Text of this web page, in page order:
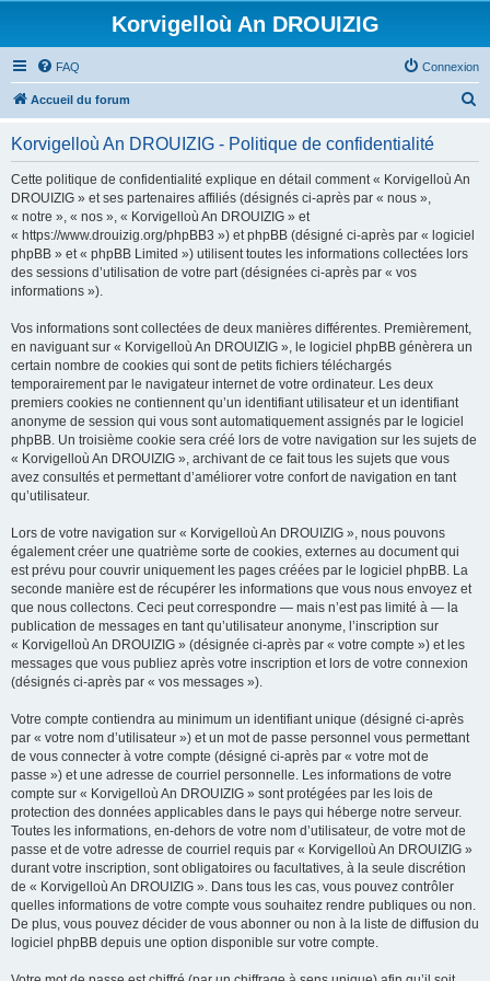
Korvigelloù An DROUIZIG
FAQ Connexion
Accueil du forum
Korvigelloù An DROUIZIG - Politique de confidentialité
Cette politique de confidentialité explique en détail comment « Korvigelloù An
DROUIZIG » et ses partenaires affiliés (désignés ci-après par « nous »,
« notre », « nos », « Korvigelloù An DROUIZIG » et
« https://www.drouizig.org/phpBB3 ») et phpBB (désigné ci-après par « logiciel
phpBB » et « phpBB Limited ») utilisent toutes les informations collectées lors
des sessions d’utilisation de votre part (désignées ci-après par « vos
informations »).
Vos informations sont collectées de deux manières différentes. Premièrement,
en naviguant sur « Korvigelloù An DROUIZIG », le logiciel phpBB génèrera un
certain nombre de cookies qui sont de petits fichiers téléchargés
temporairement par le navigateur internet de votre ordinateur. Les deux
premiers cookies ne contiennent qu’un identifiant utilisateur et un identifiant
anonyme de session qui vous sont automatiquement assignés par le logiciel
phpBB. Un troisième cookie sera créé lors de votre navigation sur les sujets de
« Korvigelloù An DROUIZIG », archivant de ce fait tous les sujets que vous
avez consultés et permettant d’améliorer votre confort de navigation en tant
qu’utilisateur.
Lors de votre navigation sur « Korvigelloù An DROUIZIG », nous pouvons
également créer une quatrième sorte de cookies, externes au document qui
est prévu pour couvrir uniquement les pages créées par le logiciel phpBB. La
seconde manière est de récupérer les informations que vous nous envoyez et
que nous collectons. Ceci peut correspondre — mais n’est pas limité à — la
publication de messages en tant qu’utilisateur anonyme, l’inscription sur
« Korvigelloù An DROUIZIG » (désignée ci-après par « votre compte ») et les
messages que vous publiez après votre inscription et lors de votre connexion
(désignés ci-après par « vos messages »).
Votre compte contiendra au minimum un identifiant unique (désigné ci-après
par « votre nom d’utilisateur ») et un mot de passe personnel vous permettant
de vous connecter à votre compte (désigné ci-après par « votre mot de
passe ») et une adresse de courriel personnelle. Les informations de votre
compte sur « Korvigelloù An DROUIZIG » sont protégées par les lois de
protection des données applicables dans le pays qui héberge notre serveur.
Toutes les informations, en-dehors de votre nom d’utilisateur, de votre mot de
passe et de votre adresse de courriel requis par « Korvigelloù An DROUIZIG »
durant votre inscription, sont obligatoires ou facultatives, à la seule discrétion
de « Korvigelloù An DROUIZIG ». Dans tous les cas, vous pouvez contrôler
quelles informations de votre compte vous souhaitez rendre publiques ou non.
De plus, vous pouvez décider de vous abonner ou non à la liste de diffusion du
logiciel phpBB depuis une option disponible sur votre compte.